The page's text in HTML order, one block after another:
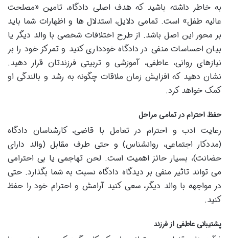
به خاطر داشته باشید که هدف اصلی دادگاه، تامین «مصلحت
عالیه طفل» است. تمامی دلایل، استدلال ها و اظهارات شما باید
بر محور این اصل باشد. از طرح اختلافات شخصی با والد دیگر یا
بیان احساسات منفی در دادگاه خودداری کنید و تمرکز خود را بر
نیازهای روانی، عاطفی، آموزشی و تربیتی فرزندتان قرار دهید.
نشان دهید که افزایش زمان ملاقات چگونه به رشد و بالندگی او
کمک خواهد کرد.
حفظ احترام در تمامی مراحل
رعایت ادب و احترام در تعامل با قاضی، کارشناسان دادگاه
(مددکار اجتماعی، روانشناس) و حتی طرف مقابل (والد دارای
حضانت)، بسیار حائز اهمیت است. لحن تهاجمی یا بی احترامی
می تواند تاثیر منفی بر دیدگاه دادگاه نسبت به شما بگذارد. حتی
در مواجهه با والد دیگر، سعی کنید آرامش و احترام خود را حفظ
کنید.
پشتیبانی عاطفی از فرزند